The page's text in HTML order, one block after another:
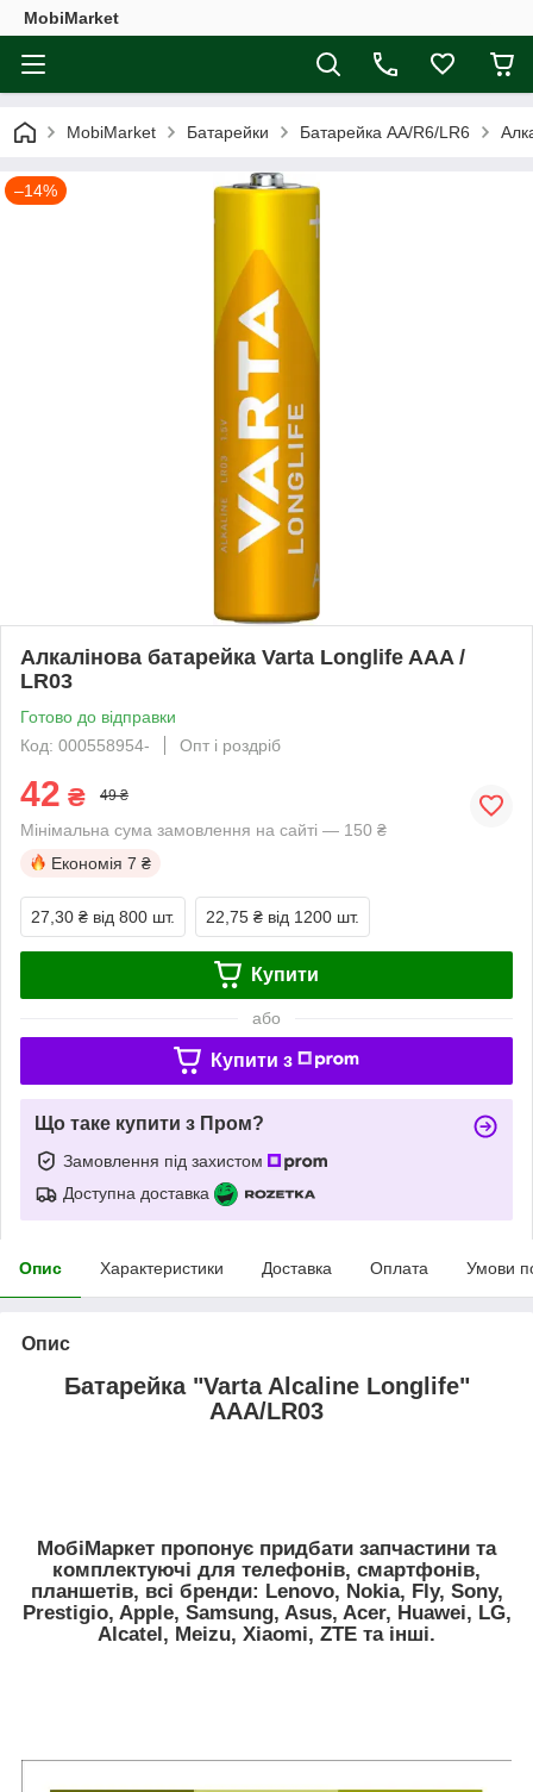
MobiMarket
MobiMarket Батарейки Батарейка АА/R6/LR6
–14%
Алкалінова батарейка Varta Longlife AAA /
LR03
Готово до відправки
Код: 000558954-
Опт і роздріб
42 ₴ 49 ₴
Мінімальна сума замовлення на сайті — 150 ₴
Економія 7 ₴
27,30 ₴ від 800 шт. 22,75 ₴ від 1200 шт.
Купити
або
Купити з
Що таке купити з Пром?
Замовлення під захистом
Доступна доставка
Опис Характеристики Доставка Оплата Умови
Опис
Батарейка "Varta Alcaline Longlife"
AAA/LR03
МобiМаркет пропонує придбати запчастини та
комплектуючі для телефонів, смартфонів,
планшетів, всі бренди: Lenovo, Nokia, Fly, Sony,
Prestigio, Apple, Samsung, Asus, Acer, Huawei, LG,
Alcatel, Meizu, Xiaomi, ZTE та інші.